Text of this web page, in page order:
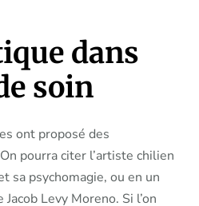
dans
soin
ont proposé des
pourra citer l’artiste chilien
sa psychomagie, ou en un
Levy Moreno. Si l’on